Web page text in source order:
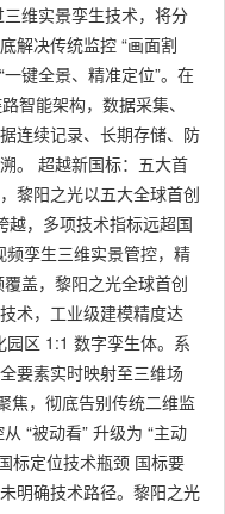
维实景孪生技术，将分
解决传统监控 “画面割
键全景、精准定位”。在
能架构，数据采集、
连续记录、长期存储、防
。 超越新国标：五大首
黎阳之光以五大全球首创
越，多项技术指标远超国
孪生三维实景管控，精
盖，黎阳之光全球首创
术，工业级建模精度达
区 1:1 数字孪生体。系
要素实时映射至三维场
焦，彻底告别传统二维监
“被动看” 升级为 “主动
标定位技术瓶颈 国标要
明确技术路径。黎阳之光